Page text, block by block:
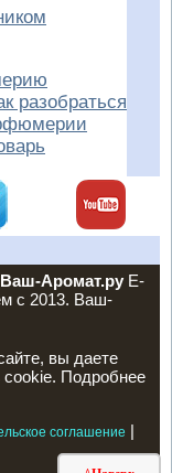
разобраться
Аромат.руE-
с 2013. Ваш-
вы даете
cookie. Подробнее
соглашение |